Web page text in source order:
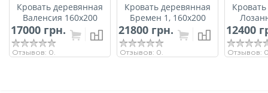
Кровать деревянная
Валенсия 160х200
ArtWood (Белая)
17000 грн.
Отзывов: 0.
Кровать деревянная
Бремен 1, 160х200
(ольха)
21800 грн.
Отзывов: 0.
12400
Отзывов: